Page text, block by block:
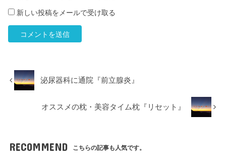
新しい投稿をメールで受け取る
泌尿器科に通院『前立腺炎』
オススメの枕・美容タイム枕『リセット』
RECOMMEND こちらの記事も人気です。